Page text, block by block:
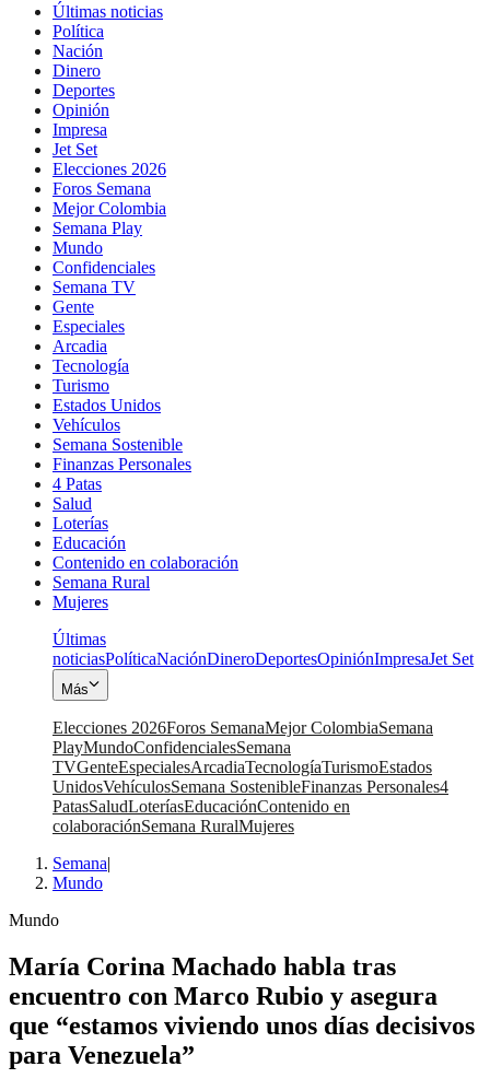
Últimas noticias
Política
Nación
Dinero
Deportes
Opinión
Impresa
Jet Set
Elecciones 2026
Foros Semana
Mejor Colombia
Semana Play
Mundo
Confidenciales
Semana TV
Gente
Especiales
Arcadia
Tecnología
Turismo
Estados Unidos
Vehículos
Semana Sostenible
Finanzas Personales
4 Patas
Salud
Loterías
Educación
Contenido en colaboración
Semana Rural
Mujeres
Últimas
noticiasPolíticaNaciónDineroDeportesOpiniónImpresaJet Set
Más
Elecciones 2026Foros SemanaMejor ColombiaSemana
PlayMundoConfidencialesSemana
TVGenteEspecialesArcadiaTecnologíaTurismoEstados
UnidosVehículosSemana SostenibleFinanzas Personales4
PatasSaludLoteríasEducaciónContenido en
colaboraciónSemana RuralMujeres
Semana|
Mundo
Mundo
María Corina Machado habla tras
encuentro con Marco Rubio y asegura
que “estamos viviendo unos días decisivos
para Venezuela”